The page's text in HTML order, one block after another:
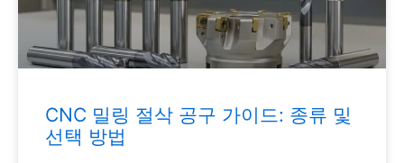
CNC 밀링 절삭 공구 가이드: 종류 및
선택 방법